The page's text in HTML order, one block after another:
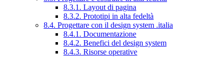
8.3.1. Layout di pagina
8.3.2. Prototipi in alta fedeltà
8.4. Progettare con il design system .italia
8.4.1. Documentazione
8.4.2. Benefici del design system
8.4.3. Risorse operative